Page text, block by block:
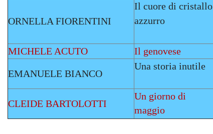
ORNELLA FIORENTINI
Il cuore di cristallo
azzurro
MICHELE ACUTO Il genovese
EMANUELE BIANCO
Una storia inutile
CLEIDE BARTOLOTTI
Un giorno di
maggio